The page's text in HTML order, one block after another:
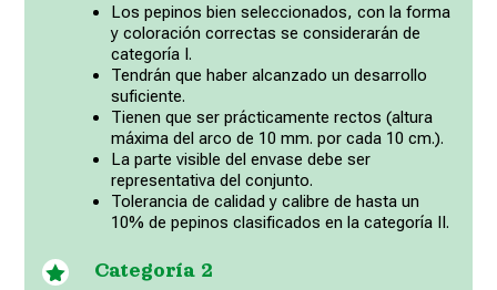
Los pepinos bien seleccionados, con la forma
y coloración correctas se considerarán de
categoría I.
Tendrán que haber alcanzado un desarrollo
suficiente.
Tienen que ser prácticamente rectos (altura
máxima del arco de 10 mm. por cada 10 cm.).
La parte visible del envase debe ser
representativa del conjunto.
Tolerancia de calidad y calibre de hasta un
10% de pepinos clasificados en la categoría II.
 Categoría 2